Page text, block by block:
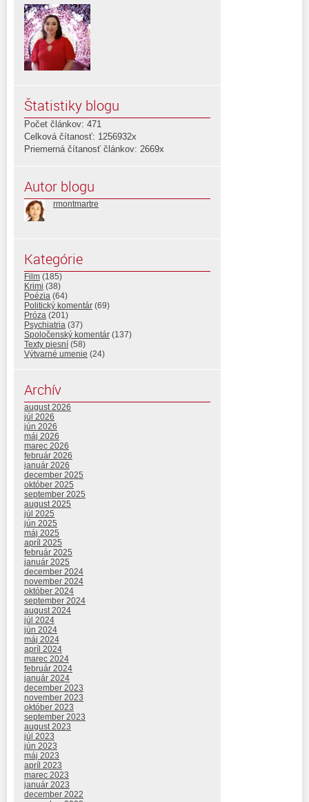
Štatistiky blogu
Počet článkov: 471
Celková čítanosť: 1256932x
Priemerná čítanosť článkov: 2669x
Autor blogu
rmontmartre
Kategórie
Film (185)
Krimi (38)
Poézia (64)
Politický komentár (69)
Próza (201)
Psychiatria (37)
Spoločenský komentár (137)
Texty piesní (58)
Výtvarné umenie (24)
Archív
august 2026
júl 2026
jún 2026
máj 2026
marec 2026
február 2026
január 2026
december 2025
október 2025
september 2025
august 2025
júl 2025
jún 2025
máj 2025
apríl 2025
február 2025
január 2025
december 2024
november 2024
október 2024
september 2024
august 2024
júl 2024
jún 2024
máj 2024
apríl 2024
marec 2024
február 2024
január 2024
december 2023
november 2023
október 2023
september 2023
august 2023
júl 2023
jún 2023
máj 2023
apríl 2023
marec 2023
január 2023
december 2022